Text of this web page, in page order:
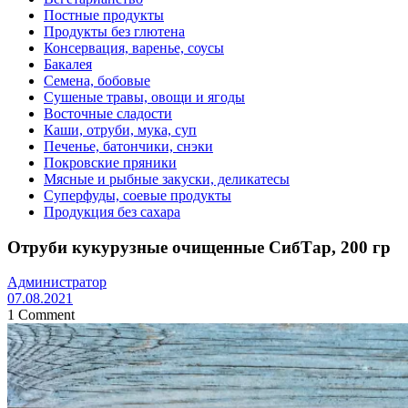
Постные продукты
Продукты без глютена
Консервация, варенье, соусы
Бакалея
Семена, бобовые
Сушеные травы, овощи и ягоды
Восточные сладости
Каши, отруби, мука, суп
Печенье, батончики, снэки
Покровские пряники
Мясные и рыбные закуски, деликатесы
Суперфуды, соевые продукты
Продукция без сахара
Отруби кукурузные очищенные СибТар, 200 гр
Администратор
07.08.2021
1 Comment